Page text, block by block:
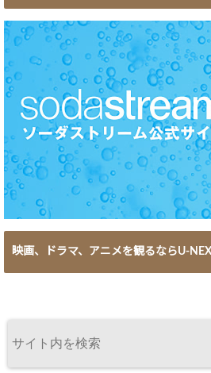
映画、ドラマ、アニメを観るならU-